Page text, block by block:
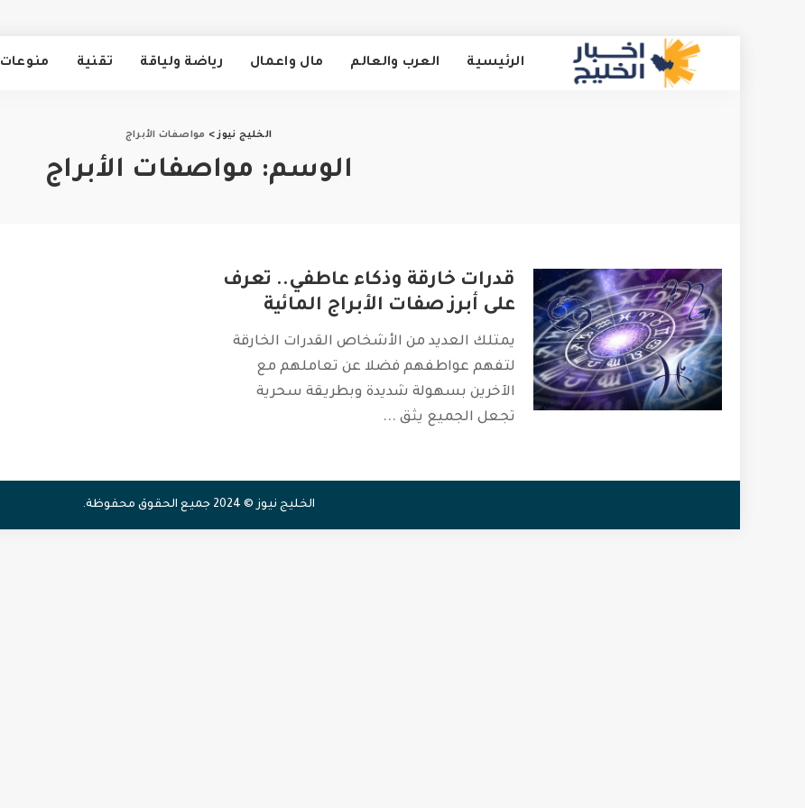
الرئيسية العرب والعالم مال واعمال رياضة ولياقة تقنية منوعات
الخليج نيوز> مواصفات الأبراج
الوسم: مواصفات الأبراج
قدرات خارقة وذكاء عاطفي.. تعرف
على أبرز صفات الأبراج المائية
يمتلك العديد من الأشخاص القدرات الخارقة
لتفهم عواطفهم فضلا عن تعاملهم مع
الآخرين بسهولة شديدة وبطريقة سحرية
تجعل الجميع يثق ...
الخليج نيوز © 2024 جميع الحقوق محفوظة.